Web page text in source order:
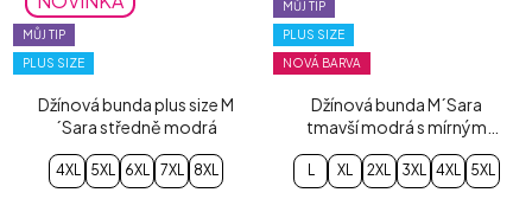
MŮJ TIP
PLUS SIZE
Džínová bunda plus size M
´Sara středně modrá
4XL 5XL 6XL 7XL 8XL
MŮJ TIP
PLUS SIZE
NOVÁ BARVA
Džínová bunda M´Sara
tmavší modrá s mírným
L XL 2XL 3XL 4XL 5XL